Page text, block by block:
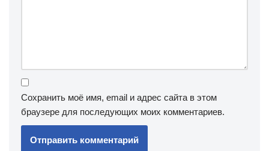
Сохранить моё имя, email и адрес сайта в этом
браузере для последующих моих комментариев.